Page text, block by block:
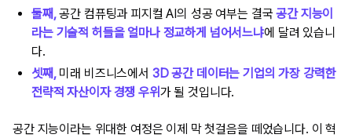
둘째,공간 컴퓨팅과 피지컬 AI의 성공 여부는 결국공간 지능이
라는 기술적 허들을 얼마나 정교하게 넘어서느냐에 달려 있습니
다.
셋째,미래 비즈니스에서 3D 공간 데이터는 기업의 가장 강력한
전략적 자산이자 경쟁 우위가 될 것입니다.
공간 지능이라는 위대한 여정은 이제 막 첫걸음을 떼었습니다. 이 혁